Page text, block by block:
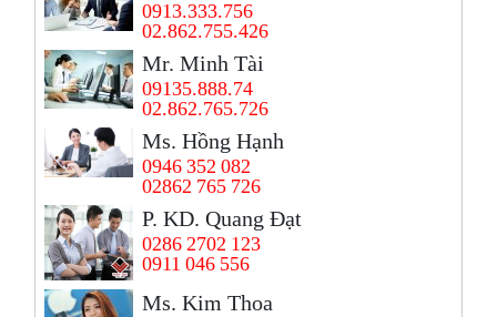
0913.333.756
02.862.755.426
Mr. Minh Tài
09135.888.74
02.862.765.726
Ms. Hồng Hạnh
0946 352 082
02862 765 726
P. KD. Quang Đạt
0286 2702 123
0911 046 556
Ms. Kim Thoa